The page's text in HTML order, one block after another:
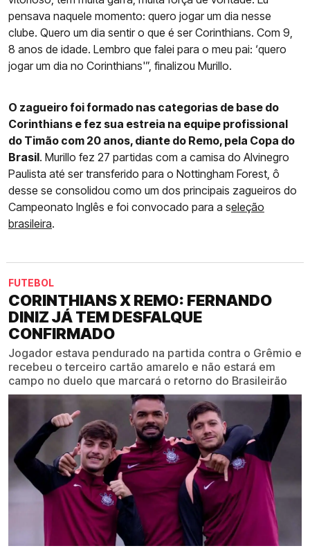
pensava naquele momento: quero jogar um dia nesse
clube. Quero um dia sentir o que é ser Corinthians. Com 9,
8 anos de idade. Lembro que falei para o meu pai: ‘quero
jogar um dia no Corinthians'”, finalizou Murillo.
O zagueiro foi formado nas categorias de base do
Corinthians e fez sua estreia na equipe profissional
do Timão com 20 anos, diante do Remo, pela Copa do
Brasil. Murillo fez 27 partidas com a camisa do Alvinegro
Paulista até ser transferido para o Nottingham Forest, ô
desse se consolidou como um dos principais zagueiros do
Campeonato Inglês e foi convocado para a seleção
brasileira.
FUTEBOL
CORINTHIANS X REMO: FERNANDO
DINIZ JÁ TEM DESFALQUE
CONFIRMADO
Jogador estava pendurado na partida contra o Grêmio e
recebeu o terceiro cartão amarelo e não estará em
campo no duelo que marcará o retorno do Brasileirão